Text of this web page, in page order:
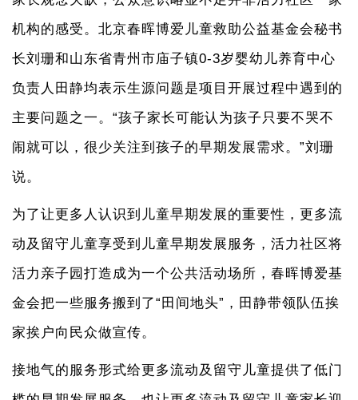
机构的感受。北京春晖博爱儿童救助公益基金会秘书
长刘珊和山东省青州市庙子镇0-3岁婴幼儿养育中心
负责人田静均表示生源问题是项目开展过程中遇到的
主要问题之一。“孩子家长可能认为孩子只要不哭不
闹就可以，很少关注到孩子的早期发展需求。”刘珊
说。
为了让更多人认识到儿童早期发展的重要性，更多流
动及留守儿童享受到儿童早期发展服务，活力社区将
活力亲子园打造成为一个公共活动场所，春晖博爱基
金会把一些服务搬到了“田间地头”，田静带领队伍挨
家挨户向民众做宣传。
接地气的服务形式给更多流动及留守儿童提供了低门